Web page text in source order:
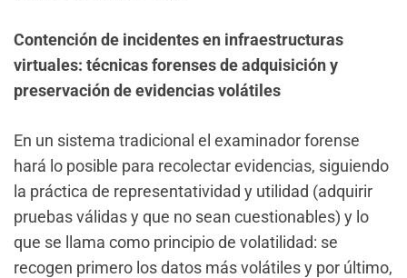
Contención de incidentes en infraestructuras
virtuales: técnicas forenses de adquisición y
preservación de evidencias volátiles
En un sistema tradicional el examinador forense
hará lo posible para recolectar evidencias, siguiendo
la práctica de representatividad y utilidad (adquirir
pruebas válidas y que no sean cuestionables) y lo
que se llama como principio de volatilidad: se
recogen primero los datos más volátiles y por último,